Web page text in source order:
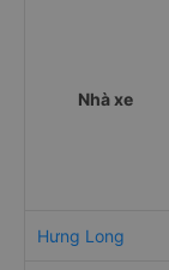
Nhà xe
Hưng Long